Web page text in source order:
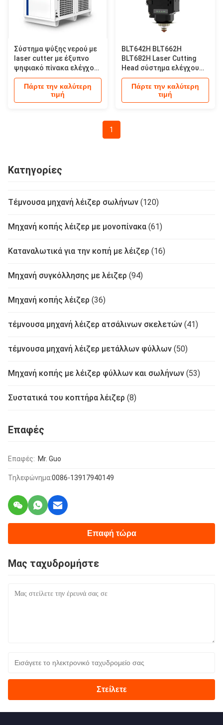
Σύστημα ψύξης νερού με
laser cutter με έξυπνο
ψηφιακό πίνακα ελέγχου
modbus επικοινωνίας
βιομηχανικός ψυκτικός
Πάρτε την καλύτερη
τιμή
BLT642H BLT662H
BLT682H Laser Cutting
Head σύστημα ελέγχου
υπολογιστή laser cutting
cncΠάρτε την καλύτερη
τιμή
1
Κατηγορίες
Τέμνουσα μηχανή λέιζερ σωλήνων (120)
Μηχανή κοπής λέιζερ με μονοπίνακα (61)
Καταναλωτικά για την κοπή με λέιζερ (16)
Μηχανή συγκόλλησης με λέιζερ (94)
Μηχανή κοπής λέιζερ (36)
τέμνουσα μηχανή λέιζερ ατσάλινων σκελετών (41)
τέμνουσα μηχανή λέιζερ μετάλλων φύλλων (50)
Μηχανή κοπής με λέιζερ φύλλων και σωλήνων (53)
Συστατικά του κοπτήρα λέιζερ (8)
Επαφές
Επαφές: Mr. Guo
Τηλεφώνημα:0086-13917940149
Επαφή τώρα
Μας ταχυδρομήστε
Στείλετε